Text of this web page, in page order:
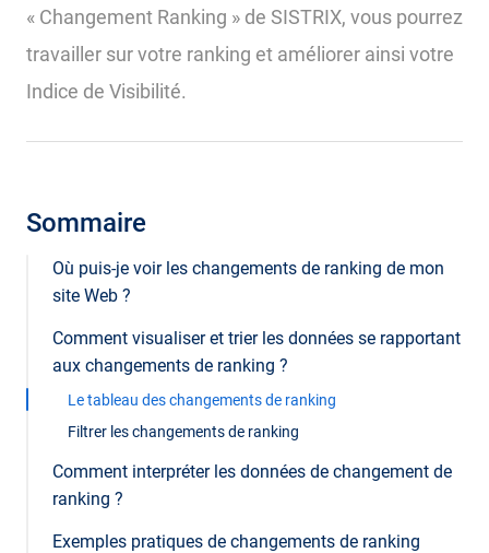
« Changement Ranking » de SISTRIX, vous pourrez
travailler sur votre ranking et améliorer ainsi votre
Indice de Visibilité.
Sommaire
Où puis-je voir les changements de ranking de mon
site Web ?
Comment visualiser et trier les données se rapportant
aux changements de ranking ?
Le tableau des changements de ranking
Filtrer les changements de ranking
Comment interpréter les données de changement de
ranking ?
Exemples pratiques de changements de ranking